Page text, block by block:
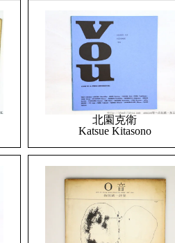
北園克衛
Katsue Kitasono